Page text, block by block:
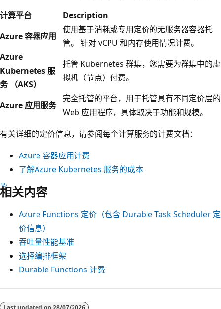
计算平台
Description
Azure 容器应用
使用基于消耗或专用定价的无服务器容器托
管。 针对 vCPU 和内存使用情况计费。
Azure
Kubernetes 服
务 （AKS）
托管 Kubernetes 群集，您需要为群集中的虚
拟机（节点）付费。
Azure 应用服务
完全托管的平台，用于托管具有不同定价层的
Web 应用程序，具体取决于功能和规模。
有关详细的定价信息，请参阅每个计算服务的计费文档：
Azure 容器应用计费
了解Azure Kubernetes 服务的成本
相关内容
Azure Functions 定价（包含 Durable Task Scheduler 定
价信息）
吞吐量性能基准
选择编排框架
Durable Functions 计费